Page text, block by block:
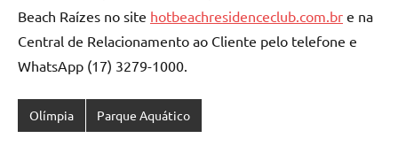
Beach Raízes no site hotbeachresidenceclub.com.br e na
Central de Relacionamento ao Cliente pelo telefone e
WhatsApp (17) 3279-1000.
Olímpia Parque Aquático